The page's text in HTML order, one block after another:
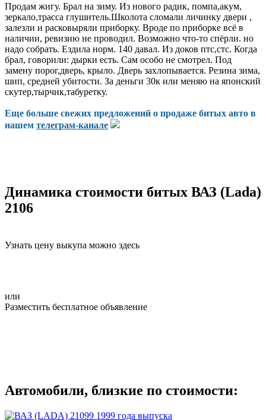
Продам жигу. Брал на зиму. Из нового радик, помпа,акум,
зеркало,трасса глушитель.Школота сломали личинку двери ,
залезли и расковыряли приборку. Вроде по приборке всё в
наличии, ревизию не проводил. Возможно что-то спёрли. но
надо собрать. Ездила норм. 140 давал. Из доков птс,стс. Когда
брал, говорили: дырки есть. Сам особо не смотрел. Под
замену порог,дверь, крыло. Дверь захлопывается. Резина зима,
шип, средней убитости. За деньги 30к или меняю на японский
скутер,тырчик,табуретку.
Еще больше свежих предложений о продаже битых авто в
нашем телеграм-канале
Динамика стоимости битых ВАЗ (Lada)
2106
Узнать цену выкупа можно здесь
или
Разместить бесплатное объявление
Автомобили, близкие по стоимости: